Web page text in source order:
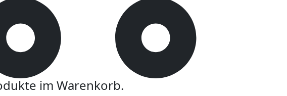
im Warenkorb.